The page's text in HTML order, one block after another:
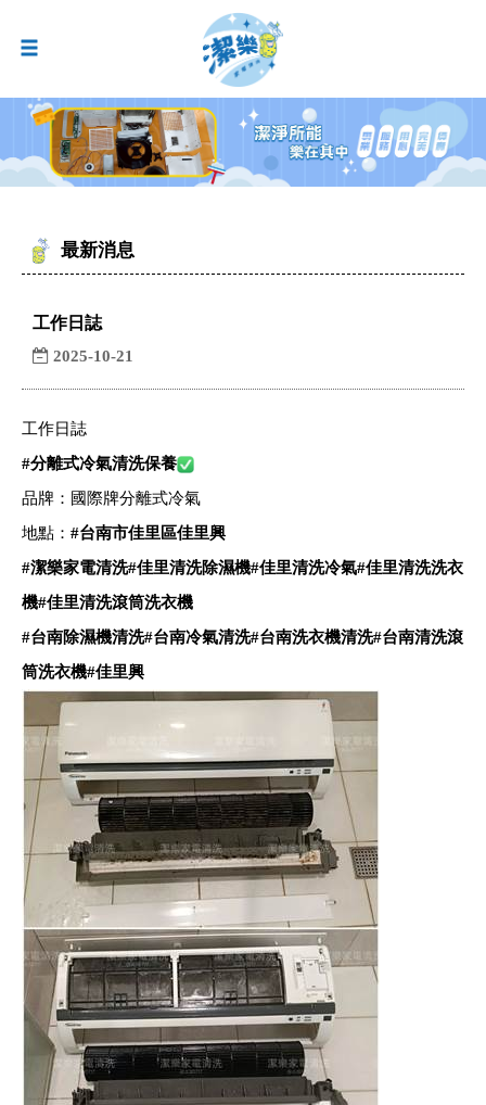
最新消息
工作日誌
2025-10-21
工作日誌
#分離式冷氣清洗保養
品牌：國際牌分離式冷氣
地點： #台南市佳里區佳里興
#潔樂家電清洗#佳里清洗除濕機#佳里清洗冷氣#佳里清洗洗衣
機#佳里清洗滾筒洗衣機
#台南除濕機清洗#台南冷氣清洗#台南洗衣機清洗#台南清洗滾
筒洗衣機#佳里興